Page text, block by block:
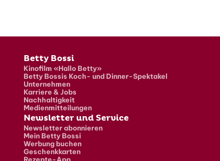
Fusszeile
Betty Bossi
Kinofilm «Hallo Betty»
Betty Bossis Koch- und Dinner-Spektakel
Unternehmen
Karriere & Jobs
Nachhaltigkeit
Medienmitteilungen
Newsletter und Service
Newsletter abonnieren
Mein Betty Bossi
Werbung buchen
Geschenkkarten